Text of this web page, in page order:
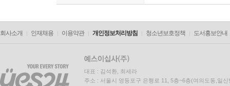
회사소개 인재채용 이용약관 개인정보처리방침 청소년보호정책 도서홍보안내
대표 : 김석환, 최세라
주소 : 서울시 영등포구 은행로 11, 5층~6층(여의도동,일신